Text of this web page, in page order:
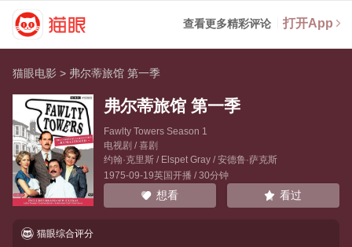
查看更多精彩评论 打开App
猫眼电影 > 弗尔蒂旅馆 第一季
弗尔蒂旅馆 第一季
Fawlty Towers Season 1
电视剧 / 喜剧
约翰·克里斯/ Elspet Gray/安德鲁·萨克斯
1975-09-19英国开播 / 30分钟
想看 看过
猫眼综合评分